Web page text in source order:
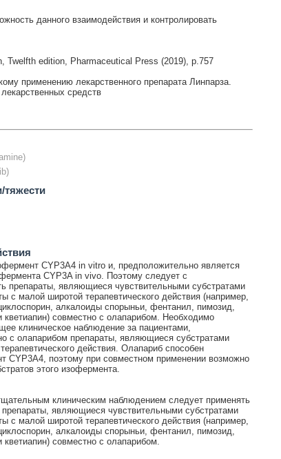
данного взаимодействия и контролировать
Twelfth edition, Pharmaceutical Press (2019), p.757
применению лекарственного препарата Линпарза.
средств
тяжести
CYP3A4 in vitro и, предположительно является
CYP3A in vivo. Поэтому следует с
препараты, являющиеся чувствительными субстратами
с малой широтой терапевтического действия (например,
алкалоиды спорыньи, фентанил, пимозид,
кветиапин) совместно с олапарибом. Необходимо
клиническое наблюдение за пациентами,
с олапарибом препараты, являющиеся субстратами
действия. Олапариб способен
CYP3A4, поэтому при совместном применении возможно
этого изофермента.
клиническим наблюдением следует применять
являющиеся чувствительными субстратами
с малой широтой терапевтического действия (например,
алкалоиды спорыньи, фентанил, пимозид,
совместно с олапарибом.